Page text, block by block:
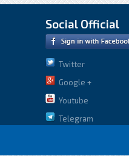
Social Official
Twitter
Google +
Youtube
Telegram